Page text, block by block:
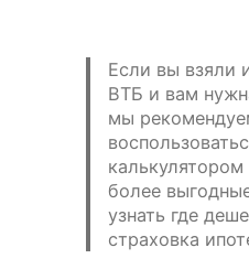
Если вы взяли
ВТБ и вам
мы
более
узнать где
страховка